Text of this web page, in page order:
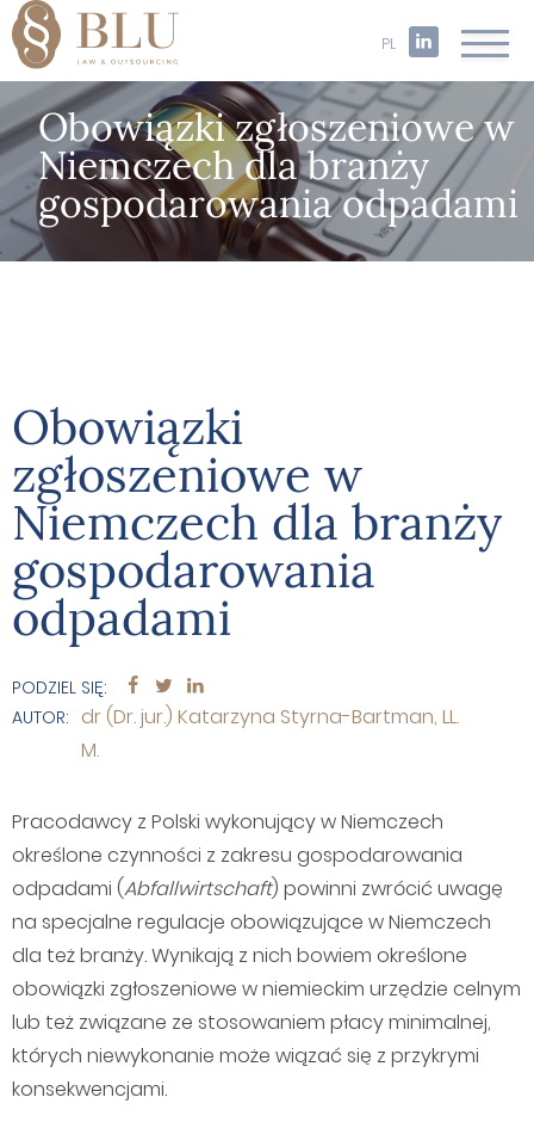
PL
Obowiązki zgłoszeniowe w
Niemczech dla branży
gospodarowania odpadami
Obowiązki
zgłoszeniowe w
Niemczech dla branży
gospodarowania
odpadami
PODZIEL SIĘ:
AUTOR: dr (Dr. jur.) Katarzyna Styrna-Bartman, LL.
M.
Pracodawcy z Polski wykonujący w Niemczech
określone czynności z zakresu gospodarowania
odpadami (Abfallwirtschaft) powinni zwrócić uwagę
na specjalne regulacje obowiązujące w Niemczech
dla też branży. Wynikają z nich bowiem określone
obowiązki zgłoszeniowe w niemieckim urzędzie celnym
lub też związane ze stosowaniem płacy minimalnej,
których niewykonanie może wiązać się z przykrymi
konsekwencjami.